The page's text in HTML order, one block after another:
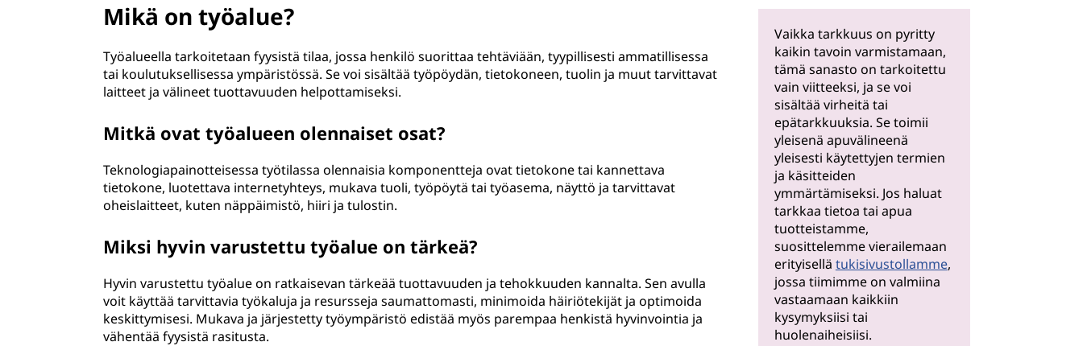
Mikä on työalue?
Työalueella tarkoitetaan fyysistä tilaa, jossa henkilö suorittaa tehtäviään, tyypillisesti ammatillisessa
tai koulutuksellisessa ympäristössä. Se voi sisältää työpöydän, tietokoneen, tuolin ja muut tarvittavat
laitteet ja välineet tuottavuuden helpottamiseksi.
Mitkä ovat työalueen olennaiset osat?
Teknologiapainotteisessa työtilassa olennaisia komponentteja ovat tietokone tai kannettava
tietokone, luotettava internetyhteys, mukava tuoli, työpöytä tai työasema, näyttö ja tarvittavat
oheislaitteet, kuten näppäimistö, hiiri ja tulostin.
Miksi hyvin varustettu työalue on tärkeä?
Hyvin varustettu työalue on ratkaisevan tärkeää tuottavuuden ja tehokkuuden kannalta. Sen avulla
voit käyttää tarvittavia työkaluja ja resursseja saumattomasti, minimoida häiriötekijät ja optimoida
keskittymisesi. Mukava ja järjestetty työympäristö edistää myös parempaa henkistä hyvinvointia ja
vähentää fyysistä rasitusta.
Vaikka tarkkuus on pyritty
kaikin tavoin varmistamaan,
tämä sanasto on tarkoitettu
vain viitteeksi, ja se voi
sisältää virheitä tai
epätarkkuuksia. Se toimii
yleisenä apuvälineenä
yleisesti käytettyjen termien
ja käsitteiden
ymmärtämiseksi. Jos haluat
tarkkaa tietoa tai apua
tuotteistamme,
suosittelemme vierailemaan
erityisellä tukisivustollamme,
jossa tiimimme on valmiina
vastaamaan kaikkiin
kysymyksiisi tai
huolenaiheisiisi.